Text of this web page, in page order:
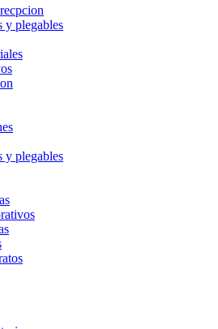
y plegables
y plegables